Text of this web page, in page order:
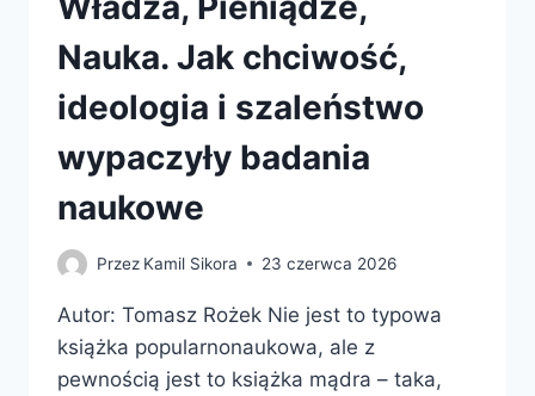
Nauka. Jak chciwość,
ideologia i szaleństwo
wypaczyły badania
naukowe
Przez Kamil Sikora 23 czerwca 2026
Autor: Tomasz Rożek Nie jest to typowa
książka popularnonaukowa, ale z
pewnością jest to książka mądra – taka,